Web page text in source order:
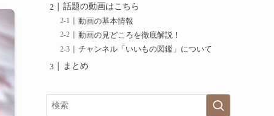
話題の動画はこちら
動画の基本情報
動画の見どころを徹底解説！
チャンネル「いいもの図鑑」について
まとめ